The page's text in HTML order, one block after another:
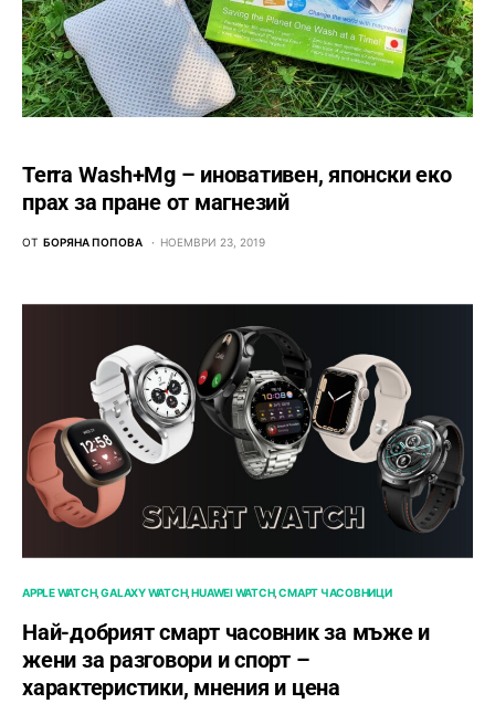
Terra Wash+Mg – иновативен, японски еко
прах за пране от магнезий
ОТ БОРЯНА ПОПОВА НОЕМВРИ 23, 2019
APPLE WATCH GALAXY WATCH HUAWEI WATCH СМАРТ ЧАСОВНИЦИ
Най-добрият смарт часовник за мъже и
жени за разговори и спорт –
характеристики, мнения и цена